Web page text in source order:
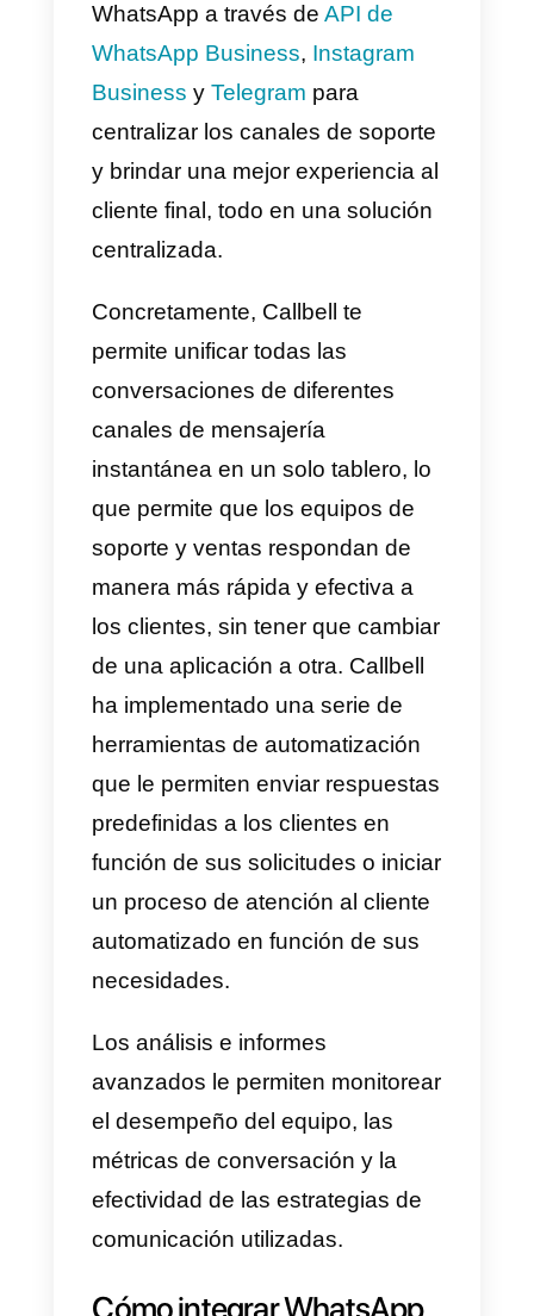
obtener información sobre sus
clientes y su base de datos.
¿Qué es Callbell?
Callbelles una plataforma SaaS
B2B enfocada a la comunicación
entre empresas y clientes a
través de plataformas de
mensajería. Es una herramienta
empresas pueden conectar su
páginaFacebook, una cuenta de
WhatsApp a través de
WhatsApp Business
Business yTelegrampara
centralizar los canales de
y brindar una mejor experiencia
cliente final, todo en una solución